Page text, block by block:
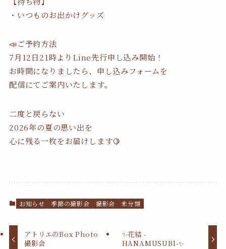
・いつものお出かけグッズ
📣ご予約方法
7月12日21時よりLine先行申し込み開始！
お時間になりましたら、申し込みフォームを
配信にてご案内いたします。
二度と戻らない
2026年の夏の思い出を
心に残る一枚をお届けします🍋
お知らせ 季節の撮影会 撮影会 未分類
アトリエのBox Photo
撮影会
✨花結 -
HANAMUSUBI-✨